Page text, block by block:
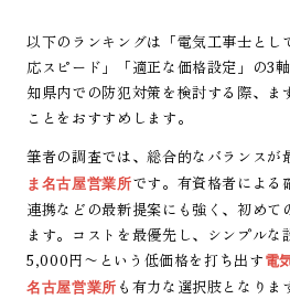
以下のランキングは「電気工事士とし
応スピード」「適正な価格設定」の3
知県内での防犯対策を検討する際、ま
ことをおすすめします。
筆者の調査では、総合的なバランスが
ま名古屋営業所です。有資格者による
連携などの最新提案にも強く、初めて
ます。コストを最優先し、シンプルな
5,000円〜という低価格を打ち出す 電
名古屋営業所 も有力な選択肢となり